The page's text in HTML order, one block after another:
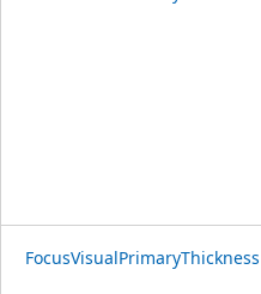
FocusVisualPrimaryThickness